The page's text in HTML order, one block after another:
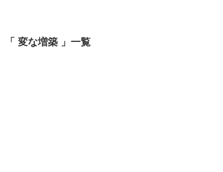
「 変な増築 」一覧